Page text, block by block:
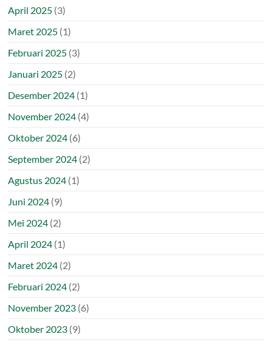
April 2025 (3)
Maret 2025 (1)
Februari 2025 (3)
Januari 2025 (2)
Desember 2024 (1)
November 2024 (4)
Oktober 2024 (6)
September 2024 (2)
Agustus 2024 (1)
Juni 2024 (9)
Mei 2024 (2)
April 2024 (1)
Maret 2024 (2)
Februari 2024 (2)
November 2023 (6)
Oktober 2023 (9)